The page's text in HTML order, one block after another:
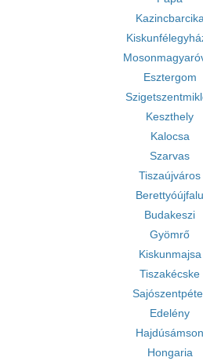
Kazincbarcika
Esztergom
Keszthely
Kalocsa
Szarvas
Tiszaújváros
Berettyóújfalu
Budakeszi
Gyömrő
Kiskunmajsa
Tiszakécske
Edelény
Hajdúsámson
Hongaria